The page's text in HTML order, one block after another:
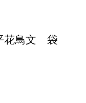
花鳥文 袋